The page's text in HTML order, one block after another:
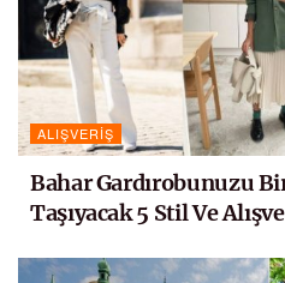
ALIŞVERIŞ
Bahar Gardırobunuzu
Taşıyacak 5 Stil Ve